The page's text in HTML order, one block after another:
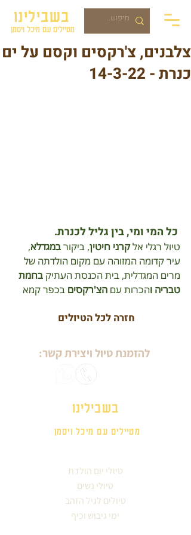
בשבילינו
מטיילים עם מיכל ויסמן
צלבנים, צ'רקסים וקסם על ים
כנרת - 14-3-22
טיול רגלי אל קרני חיטין, ביקור במגדלא,
עיר קדומה המזוהה עם מקום הולדתה של
מרים המגדלית, בית הכנסת העתיק בחמת
טבריה והכרות עם הצ'רקסים בכפר קמא
חזרה לכל הטיולים
להזמנת טיול ויצירת קשר:
בשבילינו
מטיילים עם מיכל ויסמן
טיולי יום הולדת
טיולי נשים
טיולים לגיל הזהב
ימי גיבוש וכיף